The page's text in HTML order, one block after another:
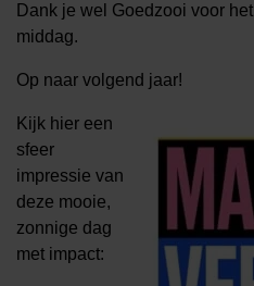
Dank je wel Goedzooi voor
middag.
Op naar volgend jaar!
Kijk hier een
sfeer
impressie van
deze mooie,
zonnige dag
met impact: